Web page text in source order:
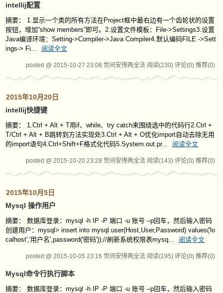
intellij配置
摘要： 1.显示一个类的所有方法在Project框中最右边有一个齿轮状的设置
按钮，增加“show members”即可。2.设置文件模板：File->Settings3.设置
Java编译环境：Setting->Compiler->Java Compiler4.默认编码FILE ->Sett
ings-> Fi...
阅读全文
posted @ 2015-10-27 23:08 世间安得两全法 阅读(230) 评论(0) 推荐(0)
2015年10月20日
intellij快捷键
摘要： 1.Ctrl + Alt + T用if、while、try catch来围绕选中的代码行2.Ctrl +
T/Ctrl + Alt + B跳转到方法实现处3.Ctrl + Alt + O优化import自动去除无用
的import语句4.Ctrl+Shift+F格式化代码5.System.out.pr...
阅读全文
posted @ 2015-10-20 23:28 世间安得两全法 阅读(143) 评论(0) 推荐(0)
2015年10月5日
Mysql 操作用户
摘要： 数据库登录：mysql -h IP -P 端口 -u 账号 –p回车，然后输入密码
创建用户：mysql> insert into mysql.user(Host,User,Password) values('lo
calhost','用户名',password('密码'));//刷新系统权限表mysq...
阅读全文
posted @ 2015-10-05 23:16 世间安得两全法 阅读(195) 评论(0) 推荐(0)
Mysql命令行执行脚本
摘要： 数据库登录：mysql -h IP -P 端口 -u 账号 –p回车，然后输入密码